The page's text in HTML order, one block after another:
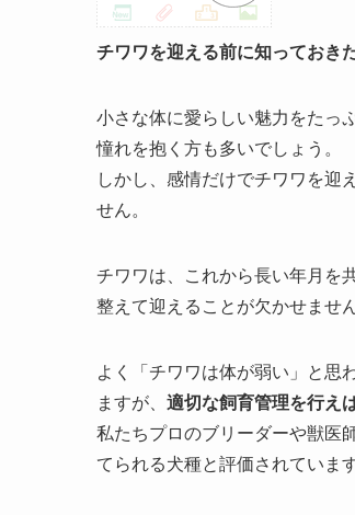
チワワを迎える前に知っておき
小さな体に愛らしい魅力をたっ
憧れを抱く方も多いでしょう。
しかし、感情だけでチワワを迎
せん。
チワワは、これから長い年月を
整えて迎えることが欠かせません
よく「チワワは体が弱い」と思
ますが、 適切な飼育管理を行え
私たちプロのブリーダーや獣医
てられる犬種と評価されています